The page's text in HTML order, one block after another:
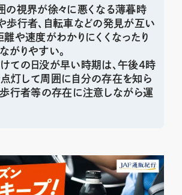
の視界が徐々に悪くなる薄暮時
歩行者、自転車などの発見が互い
離や速度がわかりにくくなったり
がりやすい。
ての日没が早い時期は、午後4時
灯して周囲に自分の存在を知ら
歩行者等の存在に注意しながら運